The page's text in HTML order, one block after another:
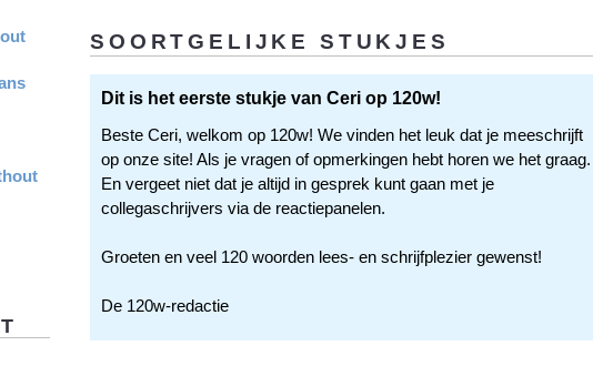
SOORTGELIJKE STUKJES
Dit is het eerste stukje van Ceri op 120w!
Beste Ceri, welkom op 120w! We vinden het leuk dat je meeschrijft
op onze site! Als je vragen of opmerkingen hebt horen we het graag.
En vergeet niet dat je altijd in gesprek kunt gaan met je
collegaschrijvers via de reactiepanelen.
Groeten en veel 120 woorden lees- en schrijfplezier gewenst!
De 120w-redactie